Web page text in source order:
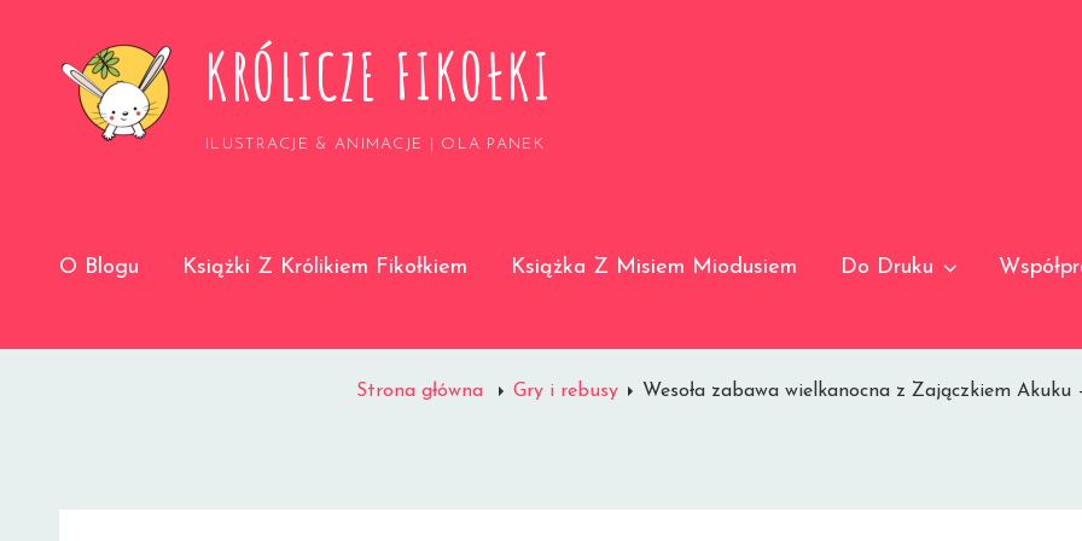
KRÓLICZE FIKOŁKI
ILUSTRACJE & ANIMACJE | OLA PANEK
O Blogu Książki Z Królikiem Fikołkiem Książka Z Misiem Miodusiem Do Druku
Strona główna Gry i rebusy Wesoła zabawa wielkanocna z Zajączkiem